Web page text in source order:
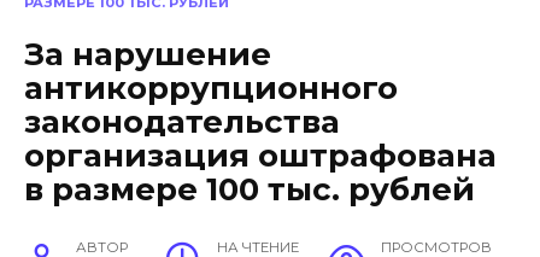
За нарушение
антикоррупционного
законодательства
организация оштрафована
в размере 100 тыс. рублей
АВТОР НА ЧТЕНИЕ ПРОСМОТРОВ